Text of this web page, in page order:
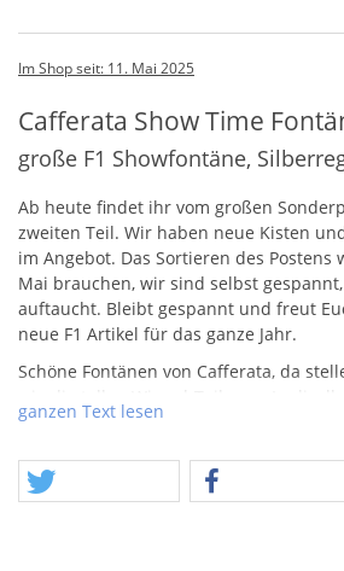
Im Shop seit: 11. Mai 2025
Cafferata Show Time
große F1 Showfontäne,
Ab heute findet ihr vom großen
zweiten Teil. Wir haben neue Kisten
im Angebot. Das Sortieren des Postens
Mai brauchen, wir sind selbst
auftaucht. Bleibt gespannt und freut
neue F1 Artikel für das ganze Jahr.
Schöne Fontänen von Cafferata, da
vielleicht mal eine anzünden. :)
ganzen Text lesen